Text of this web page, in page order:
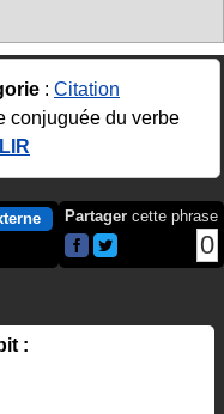
: Citation
conjuguée du verbe
Partager cette phrase
0
: